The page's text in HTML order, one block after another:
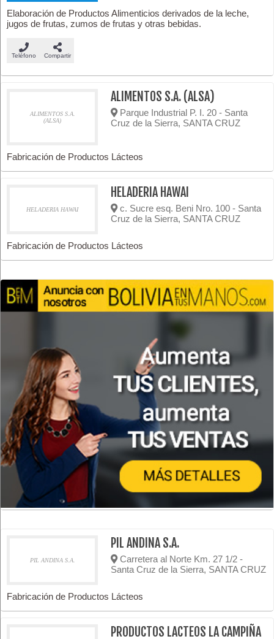
Elaboración de Productos Alimenticios derivados de la leche,
jugos de frutas, zumos de frutas y otras bebidas.
Teléfono Compartir
ALIMENTOS S.A.
(ALSA)
ALIMENTOS S.A. (ALSA)
Parque Industrial P. I. 20 - Santa
Cruz de la Sierra, SANTA CRUZ
Fabricación de Productos Lácteos
HELADERIA HAWAI
HELADERIA HAWAI
c. Sucre esq. Beni Nro. 100 - Santa
Cruz de la Sierra, SANTA CRUZ
Fabricación de Productos Lácteos
PIL ANDINA S.A.
PIL ANDINA S.A.
Carretera al Norte Km. 27 1/2 -
Santa Cruz de la Sierra, SANTA CRUZ
Fabricación de Productos Lácteos
PRODUCTOS LACTEOS LA CAMPIÑA